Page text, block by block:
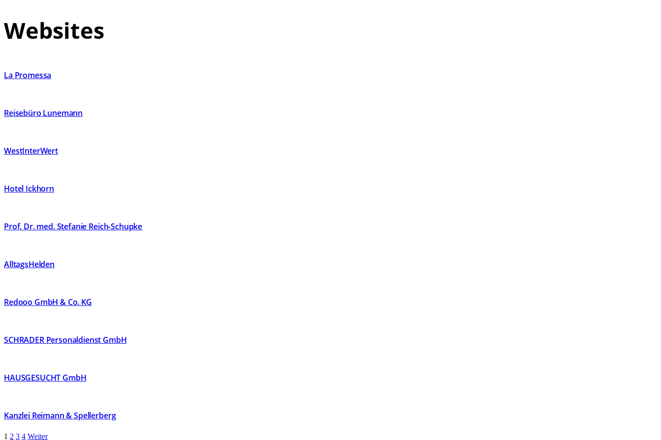
Websites
La Promessa
Reisebüro Lunemann
WestInterWert
Hotel Ickhorn
Prof. Dr. med. Stefanie Reich-Schupke
AlltagsHelden
Redooo GmbH & Co. KG
SCHRADER Personaldienst GmbH
HAUSGESUCHT GmbH
Kanzlei Reimann & Spellerberg
1 2 3 4 Weiter